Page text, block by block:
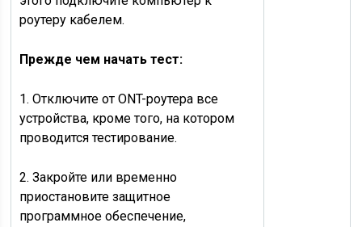
роутеру кабелем.
Прежде чем начать тест:
1. Отключите от ONT-роутера все
устройства, кроме того, на котором
проводится тестирование.
2. Закройте или временно
приостановите защитное
программное обеспечение,